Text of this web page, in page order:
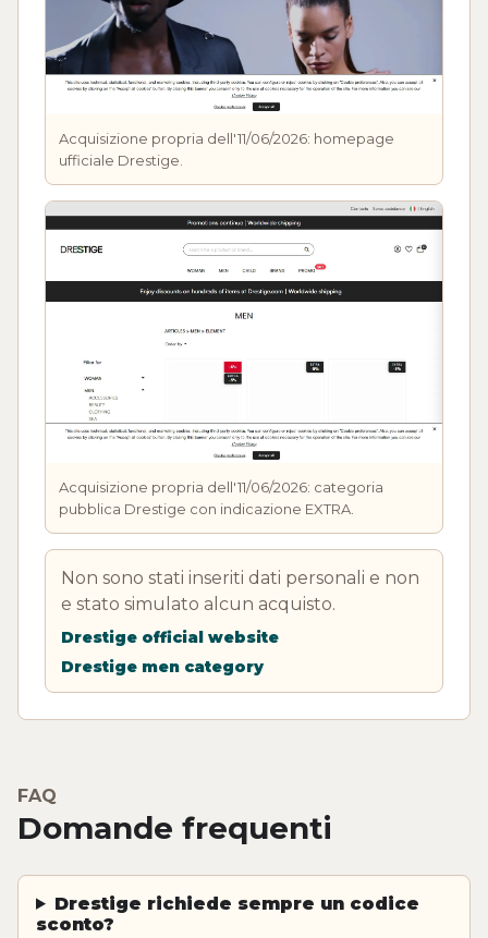
Acquisizione propria dell'11/06/2026: homepage
ufficiale Drestige.
Acquisizione propria dell'11/06/2026: categoria
pubblica Drestige con indicazione EXTRA.
Non sono stati inseriti dati personali e non
e stato simulato alcun acquisto.
Drestige official website
Drestige men category
FAQ
Domande frequenti
Drestige richiede sempre un codice
sconto?